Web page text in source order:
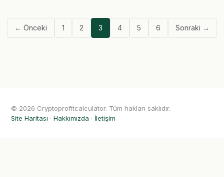
← Önceki 1 2 3 4 5 6 Sonraki →
© 2026 Cryptoprofitcalculator. Tüm hakları saklıdır.
Site Haritası · Hakkımızda · İletişim